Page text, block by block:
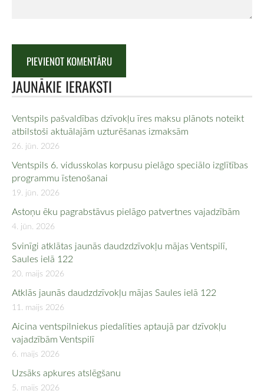
JAUNĀKIE IERAKSTI
Ventspils pašvaldības dzīvokļu īres maksu plānots noteikt
atbilstoši aktuālajām uzturēšanas izmaksām
26. jūn. 2026
Ventspils 6. vidusskolas korpusu pielāgo speciālo izglītības
programmu īstenošanai
19. jūn. 2026
Astoņu ēku pagrabstāvus pielāgo patvertnes vajadzībām
4. jūn. 2026
Svinīgi atklātas jaunās daudzdzīvokļu mājas Ventspilī,
Saules ielā 122
20. maijs 2026
Atklās jaunās daudzdzīvokļu mājas Saules ielā 122
11. maijs 2026
Aicina ventspilniekus piedalīties aptaujā par dzīvokļu
vajadzībām Ventspilī
6. maijs 2026
Uzsāks apkures atslēgšanu
5. maijs 2026